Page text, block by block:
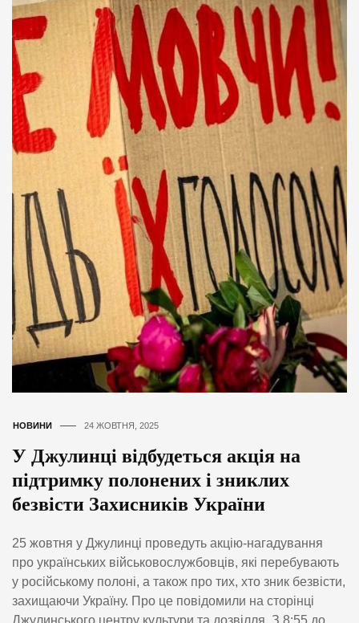
НОВИНИ 24 ЖОВТНЯ, 2025
У Джулинці відбудеться акція на
підтримку полонених і зниклих
безвісти Захисників України
25 жовтня у Джулинці проведуть акцію-нагадування
про українських військовослужбовців, які перебувають
у російському полоні, а також про тих, хто зник безвісти,
захищаючи Україну. Про це повідомили на сторінці
Джулинського центру культури та дозвілля. З 8:55 до